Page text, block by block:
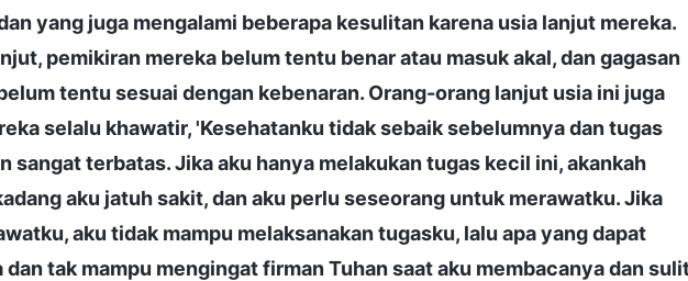
yang juga mengalami beberapa kesulitan karena usia lanjut mereka.
pemikiran mereka belum tentu benar atau masuk akal, dan gagasan
tentu sesuai dengan kebenaran. Orang-orang lanjut usia ini juga
selalu khawatir, 'Kesehatanku tidak sebaik sebelumnya dan tugas
sangat terbatas. Jika aku hanya melakukan tugas kecil ini, akankah
aku jatuh sakit, dan aku perlu seseorang untuk merawatku. Jika
aku tidak mampu melaksanakan tugasku, lalu apa yang dapat
tak mampu mengingat firman Tuhan saat aku membacanya dan